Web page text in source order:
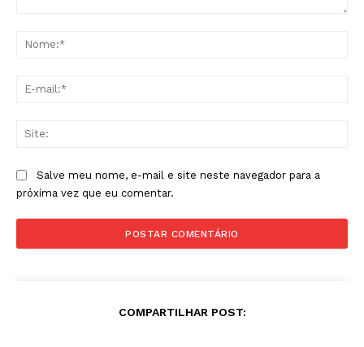
Salve meu nome, e-mail e site neste navegador para a
próxima vez que eu comentar.
COMPARTILHAR POST: